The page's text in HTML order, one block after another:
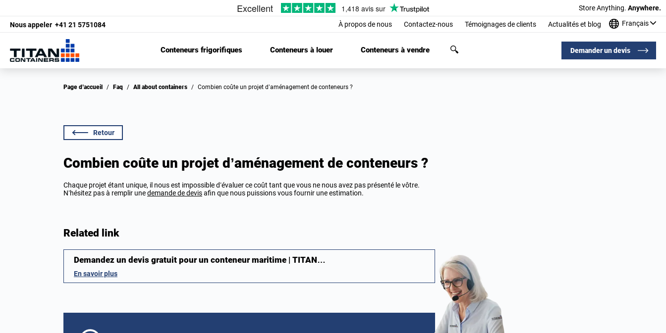
Store Anything. Anywhere.
Nous appeler +41 21 5751084 À propos de nous Contactez-nous Témoignages de clients Actualités et blog Français
Conteneurs frigorifiques Conteneurs à louer Conteneurs à vendre Demander un devis
Page d’accueil / Faq / All about containers / Combien coûte un projet d’aménagement de conteneurs ?
Retour
Combien coûte un projet d’aménagement de conteneurs ?
Chaque projet étant unique, il nous est impossible d’évaluer ce coût tant que vous ne nous avez pas présenté le vôtre.
N’hésitez pas à remplir unedemande de devisafin que nous puissions vous fournir une estimation.
Related link
Demandez un devis gratuit pour un conteneur maritime | TITAN…
En savoir plus